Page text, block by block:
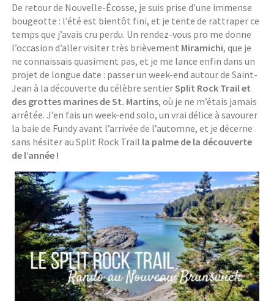
De retour de Nouvelle-Écosse, je suis prise d’une immense
bougeotte : l’été est bientôt fini, et je tente de rattraper ce
temps que j’avais cru perdu. Un rendez-vous pro me donne
l’occasion d’aller visiter très brièvement Miramichi, que je
ne connaissais quasiment pas, et je me lance enfin dans un
projet de longue date : passer un week-end autour de Saint-
Jean à la découverte du célèbre sentierSplit Rock Trail et
des grottes marines de St. Martins, où je ne m’étais jamais
arrêtée. J’en fais un week-end solo, un vrai délice à savourer
la baie de Fundy avant l’arrivée de l’automne, et je décerne
sans hésiter au Split Rock Trail la palme de la découverte
de l’année !